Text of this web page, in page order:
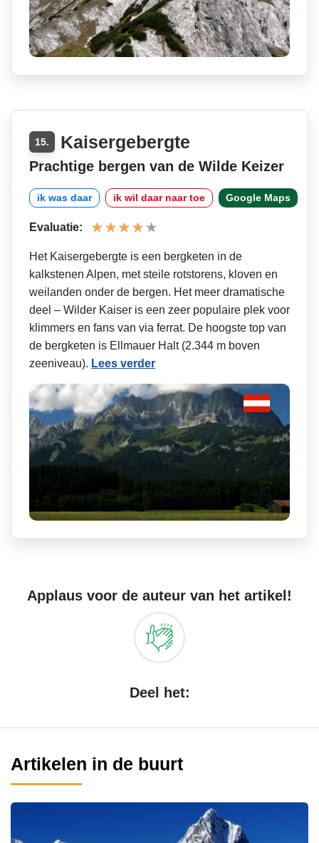
15. Kaisergebergte
Prachtige bergen van de Wilde Keizer
ik was daar ik wil daar naar toe Google Maps
Evaluatie:
Het Kaisergebergte is een bergketen in de
kalkstenen Alpen, met steile rotstorens, kloven en
weilanden onder de bergen. Het meer dramatische
deel – Wilder Kaiser is een zeer populaire plek voor
klimmers en fans van via ferrat. De hoogste top van
de bergketen is Ellmauer Halt (2.344 m boven
zeeniveau). Lees verder
Applaus voor de auteur van het artikel!
Deel het:
Artikelen in de buurt